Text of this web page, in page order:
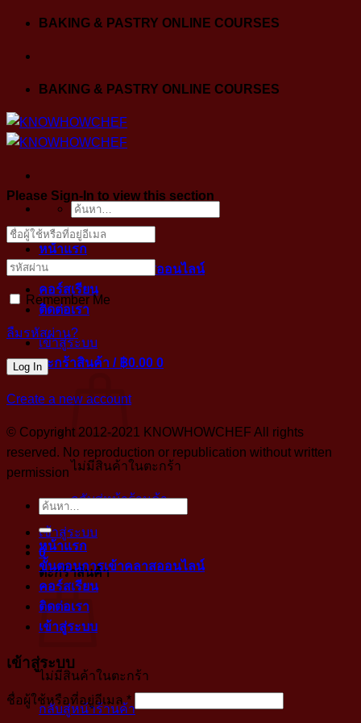
Skip
content
BAKING & PASTRY ONLINE COURSES
BAKING & PASTRY ONLINE COURSES
ค้นหา:
หน้าแรก
ขั้นตอนการเข้าคลาสออนไลน์
คอร์สเรียน
ติดต่อเรา
เข้าสู่ระบบ
ตะกร้าสินค้า / ฿0.00 0
ไม่มีสินค้าในตะกร้า
กลับสู่หน้าร้านค้า
เข้าสู่ระบบ
0
ตะกร้าสินค้า
ไม่มีสินค้าในตะกร้า
กลับสู่หน้าร้านค้า
Please Sign-In to view this section
Remember Me
ลืมรหัสผ่าน?
Create a new account
© Copyright 2012-2021 KNOWHOWCHEF All rights
reserved. No reproduction or republication without written
permission
ค้นหา:
หน้าแรก
ขั้นตอนการเข้าคลาสออนไลน์
คอร์สเรียน
ติดต่อเรา
เข้าสู่ระบบ
เข้าสู่ระบบ
ชื่อผู้ใช้หรือที่อยู่อีเมล*บังคับ
กรอก